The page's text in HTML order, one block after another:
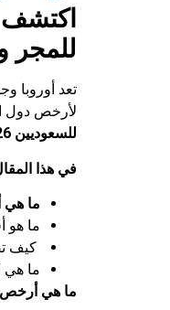
للمجر
تعد أوروبا
لأرخص دول
للسعوديين 2026
في هذا
ما
ما هو
كيف
ما هي
ما هي أرخص